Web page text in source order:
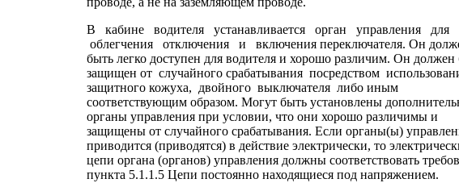
В кабине водителя устанавливается орган управления для
облегчения отключения и включения переключателя. Он
быть легко доступен для водителя и хорошо различим. Он должен
защищен от случайного срабатывания посредством
защитного кожуха, двойного выключателя либо иным
соответствующим образом. Могут быть установлены
органы управления при условии, что они хорошо различимы и
защищены от случайного срабатывания. Если органы(ы)
приводится (приводятся) в действие электрически, то
цепи органа (органов) управления должны соответствовать
пункта 5.1.1.5 Цепи постоянно находящиеся под напряжением.